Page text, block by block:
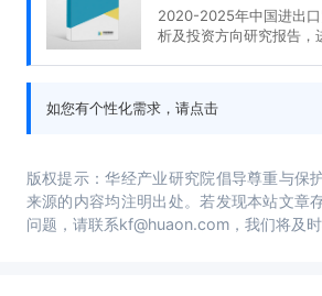
2020-2025年中国进出
析及投资方向研究报告，
国进出口贸易行业发展战
如您有个性化需求，请点击
版权提示：华经产业研究院倡导尊重与保
来源的内容均注明出处。若发现本站文章
问题，请联系kf@huaon.com，我们将及时